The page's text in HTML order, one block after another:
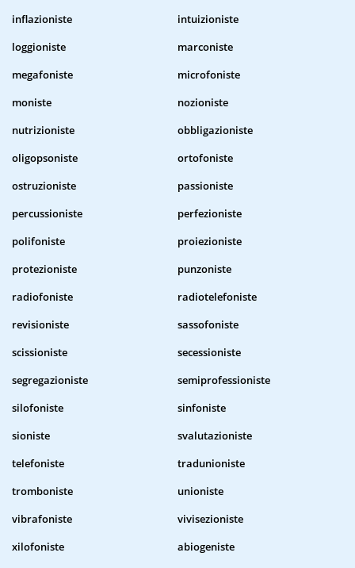
inflazioniste
intuizioniste
loggioniste
marconiste
megafoniste
microfoniste
moniste
nozioniste
nutrizioniste
obbligazioniste
oligopsoniste
ortofoniste
ostruzioniste
passioniste
percussioniste
perfezioniste
polifoniste
proiezioniste
protezioniste
punzoniste
radiofoniste
radiotelefoniste
revisioniste
sassofoniste
scissioniste
secessioniste
segregazioniste
semiprofessioniste
silofoniste
sinfoniste
sioniste
svalutazioniste
telefoniste
tradunioniste
tromboniste
unioniste
vibrafoniste
vivisezioniste
xilofoniste
abiogeniste